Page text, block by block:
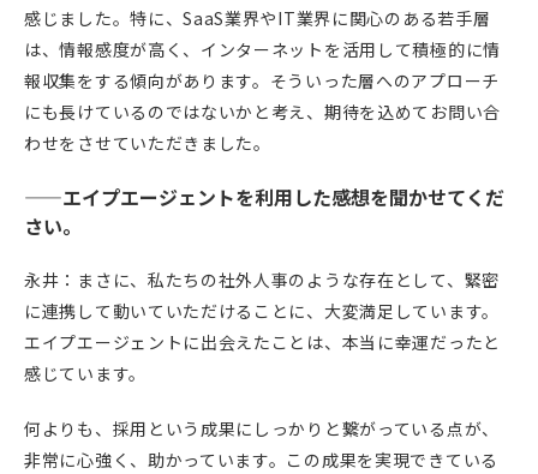
感じました。特に、SaaS業界やIT業界に関心のある若手層
は、情報感度が高く、インターネットを活用して積極的に情
報収集をする傾向があります。そういった層へのアプローチ
にも長けているのではないかと考え、期待を込めてお問い合
わせをさせていただきました。
——エイプエージェントを利用した感想を聞かせてくだ
さい。
永井：まさに、私たちの社外人事のような存在として、緊密
に連携して動いていただけることに、大変満足しています。
エイプエージェントに出会えたことは、本当に幸運だったと
感じています。
何よりも、採用という成果にしっかりと繋がっている点が、
非常に心強く、助かっています。この成果を実現できている